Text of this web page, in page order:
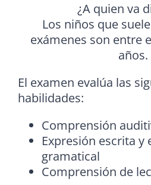
¿A quien va
Los niños que
exámenes son entre
años.
El examen evalúa las
habilidades:
Comprensión
Expresión escrita y
gramatical
Comprensión de